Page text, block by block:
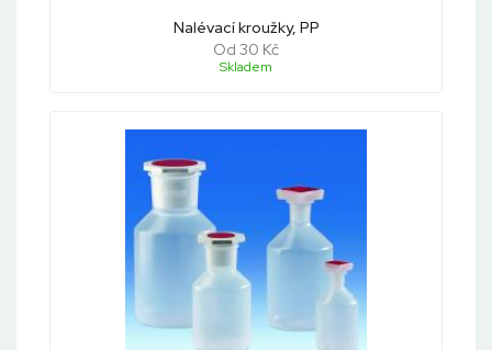
Nalévací kroužky, PP
Od 30 Kč
Skladem